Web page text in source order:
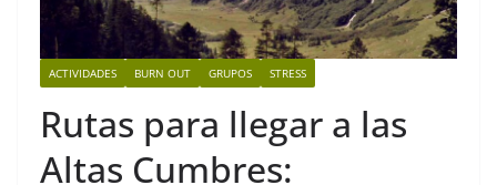
ACTIVIDADES BURN OUT GRUPOS STRESS
Rutas para llegar a las
Altas Cumbres: